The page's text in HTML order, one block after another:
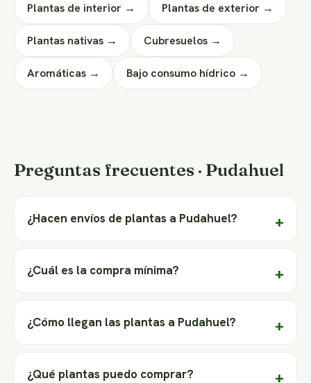
Plantas de interior → Plantas de exterior →
Plantas nativas → Cubresuelos →
Aromáticas → Bajo consumo hídrico →
Preguntas frecuentes · Pudahuel
¿Hacen envíos de plantas a Pudahuel?
¿Cuál es la compra mínima?
¿Cómo llegan las plantas a Pudahuel?
¿Qué plantas puedo comprar?